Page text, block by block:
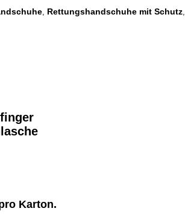
, Rettungshandschuhe mit Schutz,
Karton.